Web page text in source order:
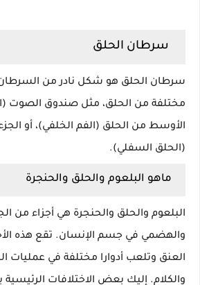
سرطان الحلق
سرطان الحلق هو شكل نادر من السرطان
مختلفة من الحلق، مثل صندوق الصوت
الأوسط من الحلق (الفم الخلفي)، أو
(الحلق السفلي).
ماهو البلعوم والحلق والحنجرة
البلعوم والحلق والحنجرة هي أجزاء من
والهضمي في جسم الإنسان. تقع هذه
العنق وتلعب أدوارا مختلفة في عمليات
والكلام. إليك بعض الاختلافات الرئيسية